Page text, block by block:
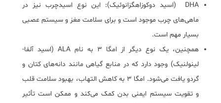
DHA (اسید دوکوزاهگزانوئیک): این نوع اسیدچرب نیز در
ماهی‌های چرب موجود است و برای سلامت مغز و سیستم عصبی
بسیار مهم است.
همچنین، یک نوع دیگر از امگا ۳ به نام ALA (اسید آلفا-
لینولنیک) وجود دارد که در منابع گیاهی مانند دانه‌های کتان و
گردو یافت می‌شود. امگا ۳ به کاهش التهاب، بهبود سلامت قلب
و تقویت سیستم ایمنی بدن کمک می‌کند و ممکن است تأثیر